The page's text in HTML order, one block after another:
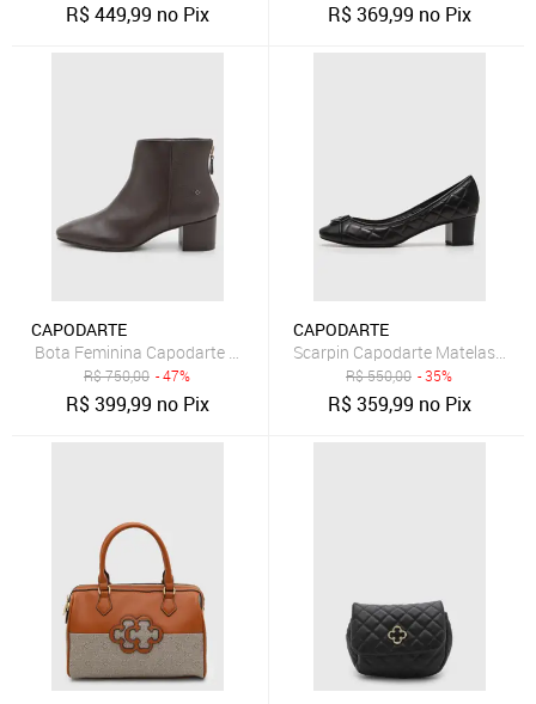
R$449,99 no Pix R$369,99 no Pix
CAPODARTE
Bota Feminina Capodarte Cano Curto Couro Marrom Escuro
R$750,00 - 47%
R$399,99 no Pix
CAPODARTE
Scarpin Capodarte Matelassê
R$550,00 - 35%
R$359,99 no Pix